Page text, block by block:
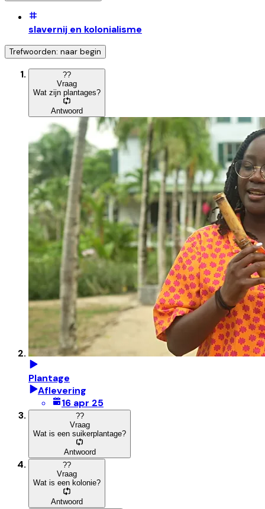
slavernij en kolonialisme
Trefwoorden: naar begin
??
Vraag
Wat zijn plantages?
Antwoord
Plantage
Aflevering
16 apr 25
??
Vraag
Wat is een suikerplantage?
Antwoord
??
Vraag
Wat is een kolonie?
Antwoord